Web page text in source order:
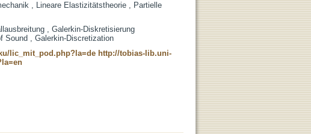
, Lineare Elastizitätstheorie , Partielle
, Galerkin-Diskretisierung
Sound , Galerkin-Discretization
lic_mit_pod.php?la=de http://tobias-lib.uni-